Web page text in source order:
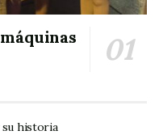
su historia